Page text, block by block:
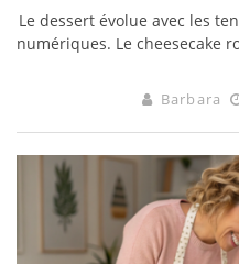
Le dessert évolue avec les
numériques. Le cheesecake
Barbara